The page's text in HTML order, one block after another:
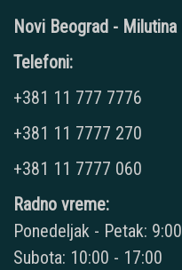
Novi Beograd -
Telefoni:
+381 11 777 7776
+381 11 7777 270
+381 11 7777 060
Radno vreme:
Ponedeljak - Petak:
Subota: 10:00 - 17:00